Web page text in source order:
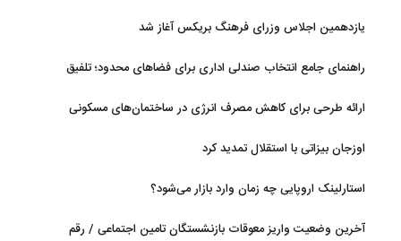
یازدهمین اجلاس وزرای فرهنگ بریکس آغاز شد
راهنمای جامع انتخاب صندلی اداری برای فضاهای محدود؛ تلفیق
ارائه طرحی برای کاهش مصرف انرژی در ساختمان‌های مسکونی
اوزجان بیزاتی با استقلال تمدید کرد
استارلینک اروپایی چه زمان وارد بازار می‌شود؟
آخرین وضعیت واریز معوقات بازنشستگان تامین اجتماعی / رقم